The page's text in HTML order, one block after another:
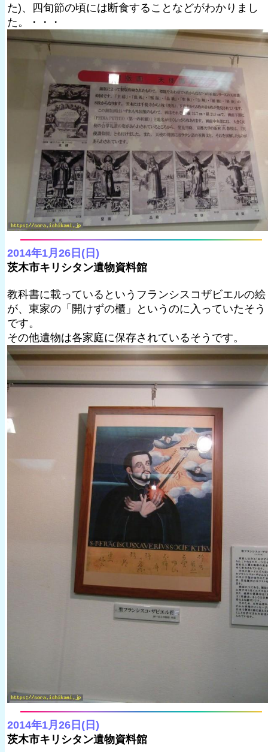
た)、四旬節の頃には断食することなどがわかりまし
た。・・・
2014年1月26日(日)
茨木市キリシタン遺物資料館
教科書に載っているというフランシスコザビエルの絵
が、東家の「開けずの櫃」というのに入っていたそう
です。
その他遺物は各家庭に保存されているそうです。
2014年1月26日(日)
茨木市キリシタン遺物資料館